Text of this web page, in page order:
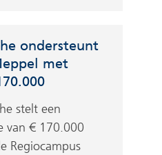
ondersteunt
met
stelt een
van € 170.000
Regiocampus